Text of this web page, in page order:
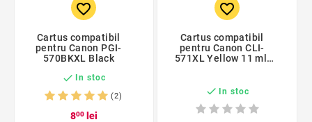
favorite_border
Cartus compatibil
pentru Canon PGI-
570BKXL Black
 In stoc
(2)
800lei
favorite_border
Cartus compatibil
pentru Canon CLI-
571XL Yellow 11 ml,
 In stoc